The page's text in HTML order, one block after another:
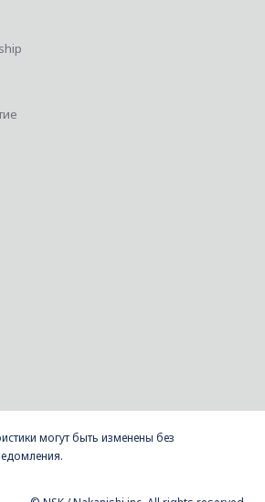
могут быть изменены без